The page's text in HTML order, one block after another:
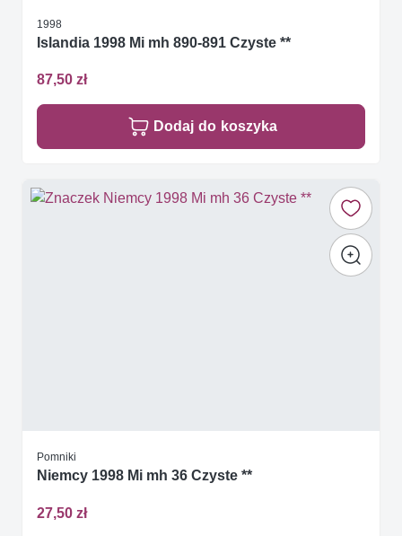
1998
Islandia 1998 Mi mh 890-891 Czyste **
87,50 zł
Dodaj do koszyka
Pomniki
Niemcy 1998 Mi mh 36 Czyste **
27,50 zł